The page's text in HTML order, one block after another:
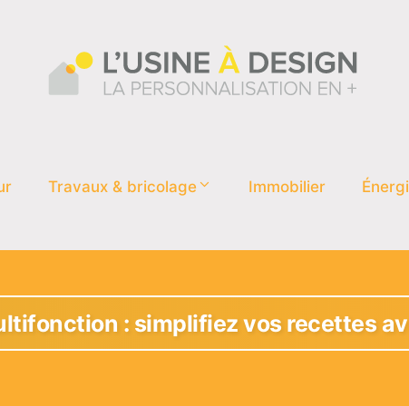
Travaux & bricolage Immobilier
: simplifiez vos recettes